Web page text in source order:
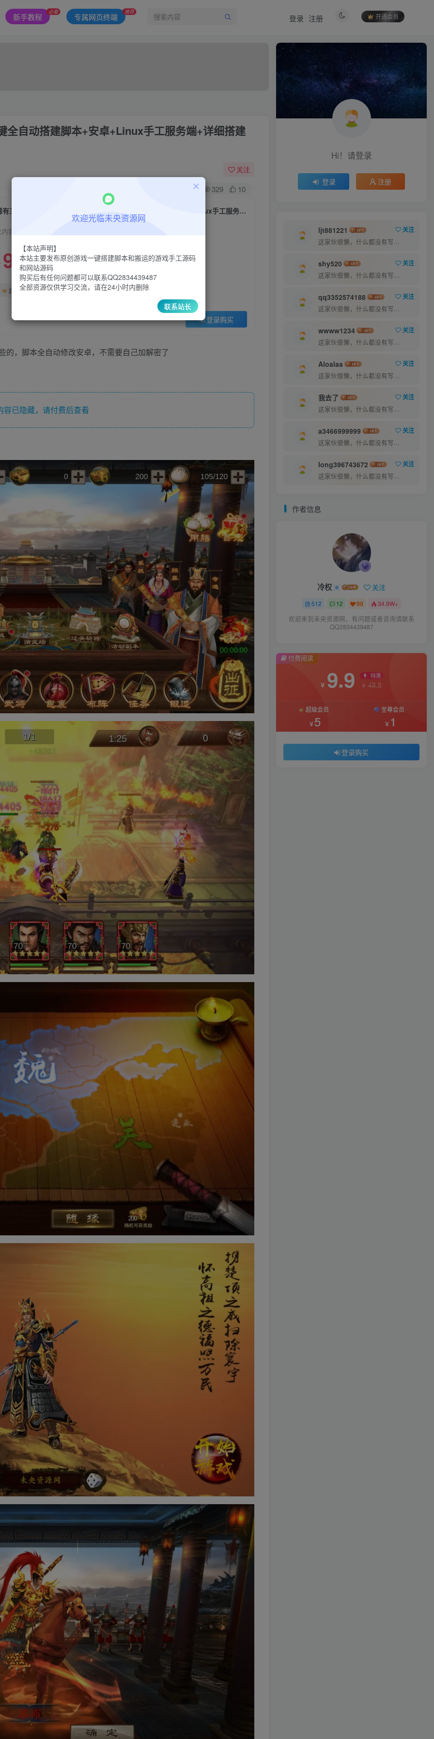
新手教程
必看
专属网页终端
推荐
开通会员
登录 注册
全自动搭建脚本+安卓+Linux手工服务端+详细搭建
关注
0 329 10
稀有三国卡牌手游【空袭霸业内购版】一键全自动搭建脚本+安卓+Linux手工服务端+详细搭建教程
内容为付费阅读，请付费后查看
9.9 特惠
￥48.8
超级会员￥5 至尊会员￥ 1
登录购买
，脚本全自动修改安卓，不需要自己加解密了
已隐藏，请付费后查看
作者信息
欢迎来到未央资源网，有问题或者咨询请联系
￥ 9.9 ￥
5 1
登录购买
Hi！请登录
登录 注册
ljt881221
关注
这家伙很懒，什么都没有写...
shy520
关注
这家伙很懒，什么都没有写...
qq3352574188
关注
这家伙很懒，什么都没有写...
wwww1234
关注
这家伙很懒，什么都没有写...
Aloalaa
关注
这家伙很懒，什么都没有写...
我去了
关注
这家伙很懒，什么都没有写...
a3466999999
关注
这家伙很懒，什么都没有写...
long396743672
关注
这家伙很懒，什么都没有写...
作者信息
冷权 关注
512 12 99 34.9W+
欢迎来到未央资源网，有问题或者咨询请联系
QQ2834439487
付费阅读
￥ 9.9 特惠
￥ 48.8
超级会员
￥5
至尊会员
￥ 1
登录购买
欢迎光临未央资源网
【本站声明】
本站主要发布原创游戏一键搭建脚本和搬运的游戏手工源码
和网站源码
购买后有任何问题都可以联系QQ2834439487
全部资源仅供学习交流，请在24小时内删除
联系站长